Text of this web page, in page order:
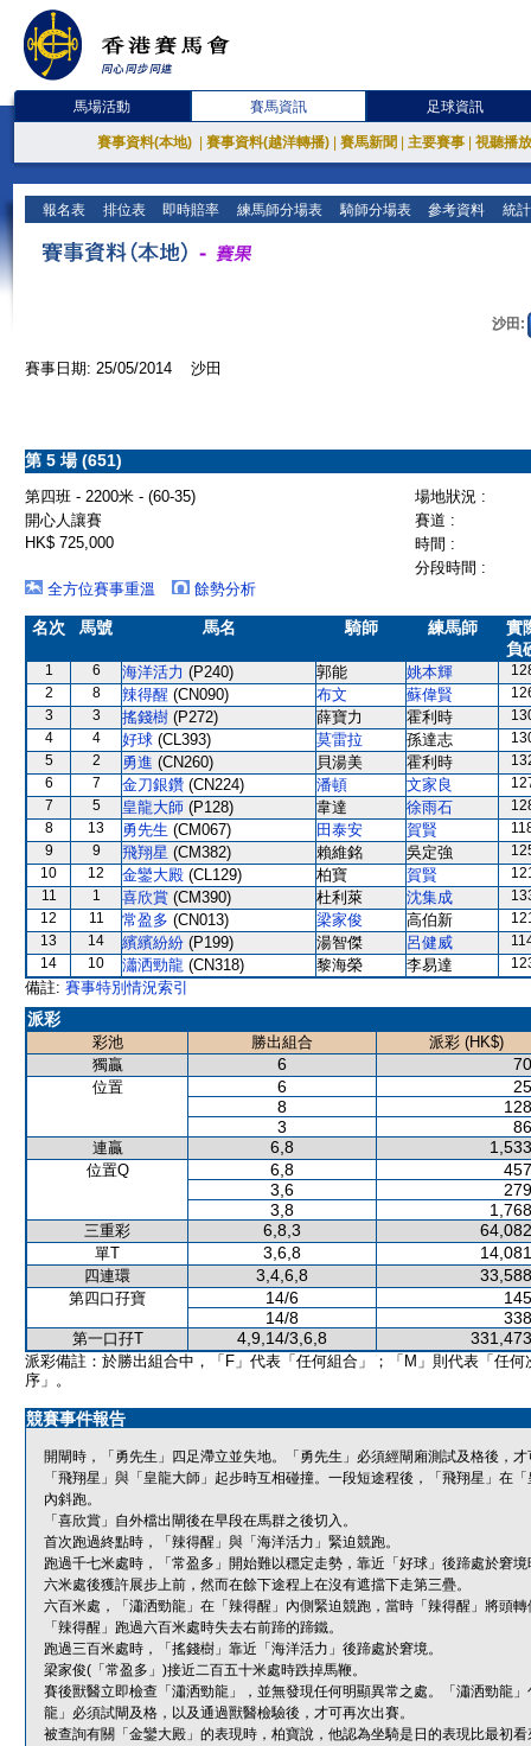
馬場活動 賽馬資訊 足球資訊
賽事資料(本地) 賽事資料(越洋轉播) 賽馬新聞 主要賽事 視聽播
報名表 排位表 即時賠率 練馬師分場表 騎師分場表 參考資料 統
沙田:
賽事日期: 25/05/2014 沙田
第 5 場 (651)
第四班 - 2200米 - (60-35)
場地狀況 :
開心人讓賽
賽道 :
HK$ 725,000
時間 :
分段時間 :
全方位賽事重溫
餘勢分析
名次 馬號 馬名 騎師 練馬師
實
負
1 6 海洋活力 (P240) 郭能 姚本輝
2
8 辣得醒 (CN090) 布文 蘇偉賢
3
3 搖錢樹 (P272) 薛寶力 霍利時
4
4 好球 (CL393) 莫雷拉 孫達志
5
2 勇進 (CN260) 貝湯美 霍利時
6
7 金刀銀鑽 (CN224) 潘頓 文家良
7
5 皇龍大師 (P128) 韋達 徐雨石
8
13 勇先生 (CM067) 田泰安 賀賢
9
9 飛翔星 (CM382) 賴維銘 吳定強
10
12 金鑾大殿 (CL129) 柏寶 賀賢
11
1 喜欣賞 (CM390) 杜利萊 沈集成
12
11 常盈多 (CN013) 梁家俊 高伯新
13
14 繽繽紛紛 (P199) 湯智傑 呂健威
14
10 瀟洒勁龍 (CN318) 黎海榮 李易達
備註: 賽事特別情況索引
派彩
彩池 勝出組合
派彩 (HK$)
獨贏
6
位置 6
8
3
連贏 6,8
位置Q 6,8
3,6
3,8
三重彩 6,8,3
單T 3,6,8
四連環 3,4,6,8
第四口孖寶 14/6
14/8
第一口孖T 4,9,14/3,6,8
派彩備註：於勝出組合中，「F」代表「任何組合」；「M」則代表「任何
序」。
競賽事件報告
開閘時，「勇先生」四足滯立並失地。「勇先生」必須經閘廂測試及格後，
「飛翔星」與「皇龍大師」起步時互相碰撞。一段短途程後，「飛翔星」在
內斜跑。
「喜欣賞」自外檔出閘後在早段在馬群之後切入。
首次跑過終點時，「辣得醒」與「海洋活力」緊迫競跑。
跑過千七米處時，「常盈多」開始難以穩定走勢，靠近「好球」後蹄處於窘
六米處後獲許展步上前，然而在餘下途程上在沒有遮擋下走第三疊。
六百米處，「瀟洒勁龍」在「辣得醒」內側緊迫競跑，當時「辣得醒」將頭
「辣得醒」跑過六百米處時失去右前蹄的蹄鐵。
跑過三百米處時，「搖錢樹」靠近「海洋活力」後蹄處於窘境。
梁家俊(「常盈多」)接近二百五十米處時跌掉馬鞭。
賽後獸醫立即檢查「瀟洒勁龍」，並無發現任何明顯異常之處。「瀟洒勁龍
龍」必須試閘及格，以及通過獸醫檢驗後，才可再次出賽。
被查詢有關「金鑾大殿」的表現時，柏寶說，他認為坐騎是日的表現比最初